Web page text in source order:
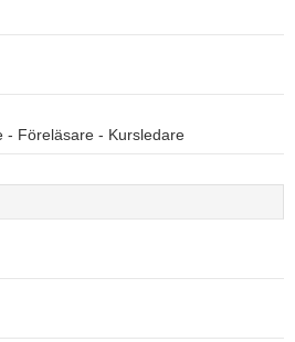
- Föreläsare - Kursledare